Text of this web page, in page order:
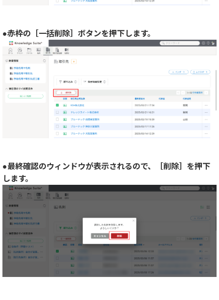
●赤枠の［一括削除］ボタンを押下します。
●最終確認のウィンドウが表示されるので、［削除］を押下
します。